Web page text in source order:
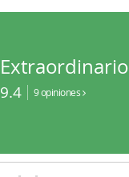
Extraordinario
9.4 9 opiniones